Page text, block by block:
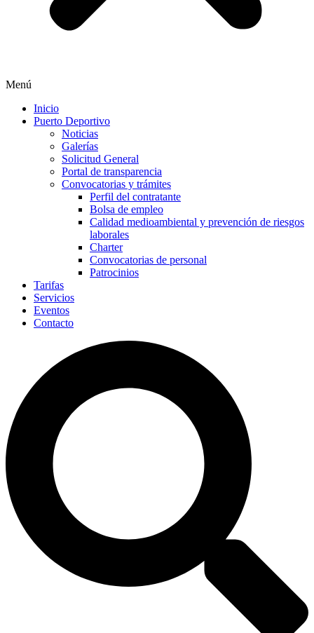
Menú
Inicio
Puerto Deportivo
Noticias
Galerías
Solicitud General
Portal de transparencia
Convocatorias y trámites
Perfil del contratante
Bolsa de empleo
Calidad medioambiental y prevención de riesgos
laborales
Charter
Convocatorias de personal
Patrocinios
Tarifas
Servicios
Eventos
Contacto